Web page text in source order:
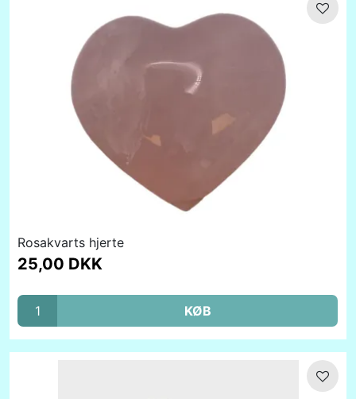
Rosakvarts hjerte
25,00 DKK
KØB